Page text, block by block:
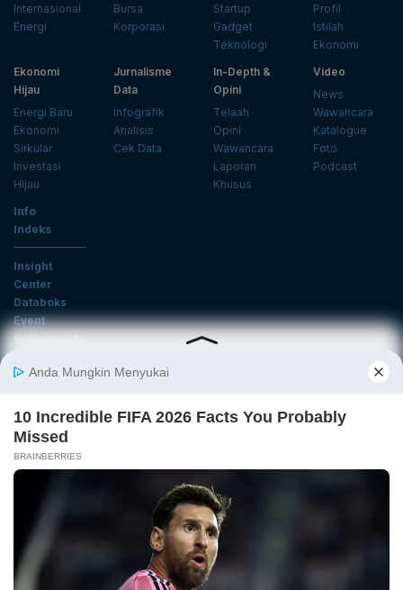
Internasional
Energi
Bursa
Korporasi
Startup
Gadget
Teknologi
Profil
Istilah
Ekonomi
Ekonomi
Hijau
Energi Baru
Ekonomi
Sirkular
Investasi
Hijau
Jurnalisme
Data
Infografik
Analisis
Cek Data
In-Depth &
Opini
Telaah
Opini
Wawancara
Laporan
Khusus
Video
News
Wawancara
Katalogue
Foto
Podcast
Info
Indeks
Insight
Center
Databoks
Event
KatadataOto
Email
Daftar
Tentang Katadata Advertising Karier
Kebijakan Privasi
Disclaimer
©2026 Katadata. Hak cipta dilindungi Undang-undang.